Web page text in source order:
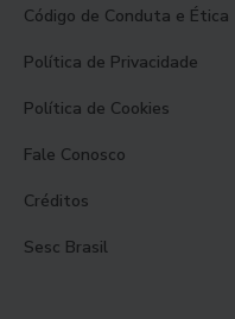
Código de Conduta e Ética
Política de Privacidade
Política de Cookies
Fale Conosco
Créditos
Sesc Brasil